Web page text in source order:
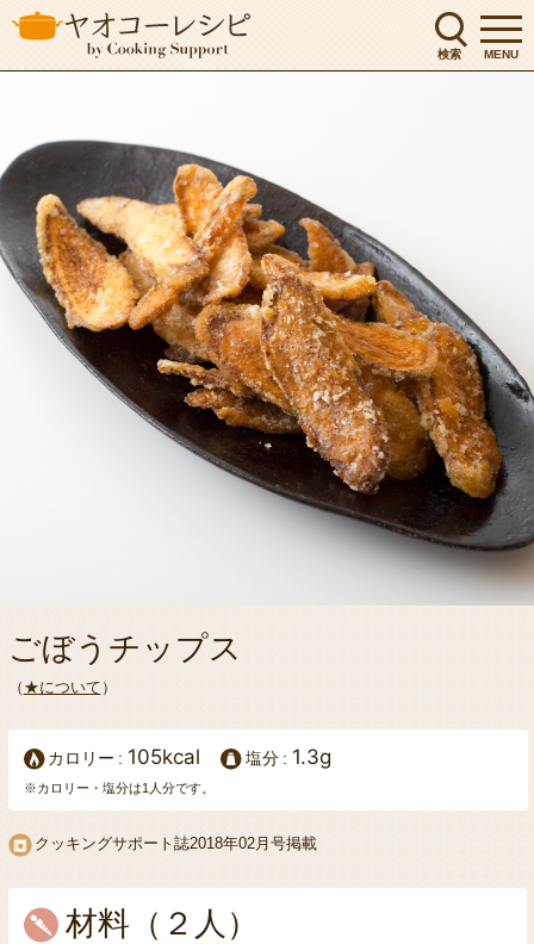
検索 MENU
ごぼうチップス
（ ★について ）
カロリー 105kcal 塩分 1.3g
※カロリー・塩分は1人分です。
クッキングサポート誌2018年02月号掲載
材料（２人）